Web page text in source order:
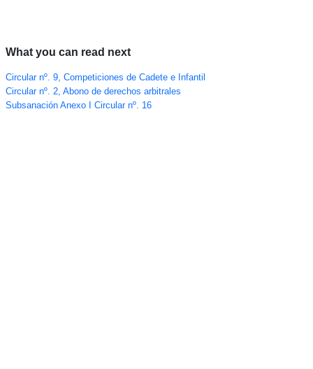
What you can read next
Circular nº. 9, Competiciones de Cadete e Infantil
Circular nº. 2, Abono de derechos arbitrales
Subsanación Anexo I Circular nº. 16